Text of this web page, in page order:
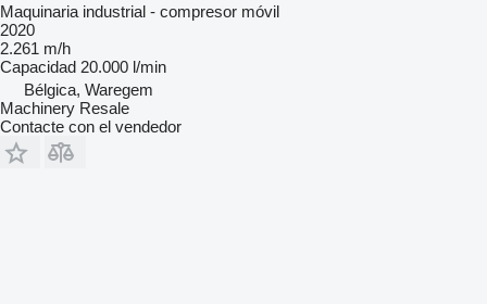
Maquinaria industrial - compresor móvil
2020
2.261 m/h
Capacidad 20.000 l/min
Bélgica, Waregem
Machinery Resale
Contacte con el vendedor